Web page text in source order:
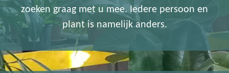
zoeken graag met u mee. Iedere persoon en
plant is namelijk anders.